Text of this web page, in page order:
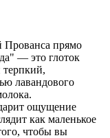
Прованса прямо
— это глоток
лавандового
ощущение
как маленькое
чтобы вы